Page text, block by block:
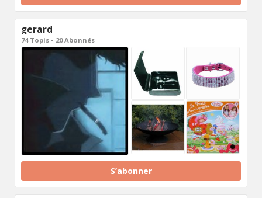
gerard
74 Topis • 20 Abonnés
S’abonner